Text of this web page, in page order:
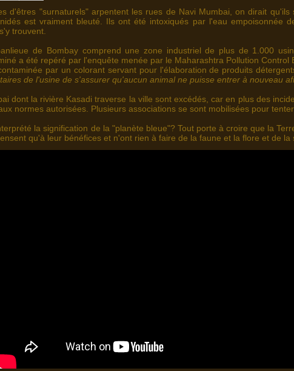
d'êtres "surnaturels" arpentent les rues de Navi Mumbai, on dirait
est vraiment bleuté. Ils ont été intoxiqués par l'eau empoisonnée
trouvent.
de Bombay comprend une zone industriel de plus de 1.000
a été repéré par l'enquête menée par le Maharashtra Pollution
par un colorant servant pour l'élaboration de produits
de l'usine de s'assurer qu'aucun animal ne puisse entrer à nouveau
dont la rivière Kasadi traverse la ville sont excédés, car en plus des
normes autorisées. Plusieurs associations se sont mobilisées pour
la signification de la "planète bleue"? Tout porte à croire que la
qu'à leur bénéfices et n'ont rien à faire de la faune et la flore et de la